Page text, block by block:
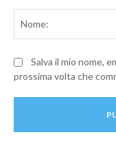
Salva il mio nome,
prossima volta che